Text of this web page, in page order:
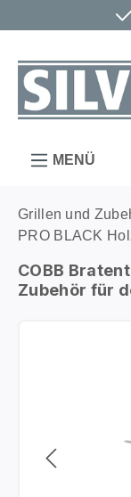
Zum Hauptinhalt
MENÜ
Grillen und
PRO BLACK
COBB
Zubehör für